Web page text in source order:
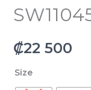
₡22 500
Size